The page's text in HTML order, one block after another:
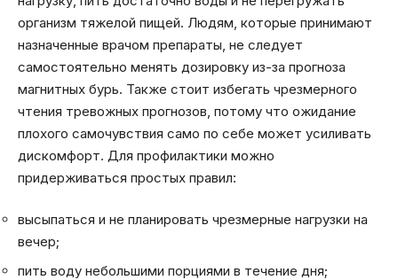
организм тяжелой пищей. Людям, которые принимают
назначенные врачом препараты, не следует
самостоятельно менять дозировку из-за прогноза
магнитных бурь. Также стоит избегать чрезмерного
чтения тревожных прогнозов, потому что ожидание
плохого самочувствия само по себе может усиливать
дискомфорт. Для профилактики можно
придерживаться простых правил:
высыпаться и не планировать чрезмерные нагрузки на
вечер;
пить воду небольшими порциями в течение дня;